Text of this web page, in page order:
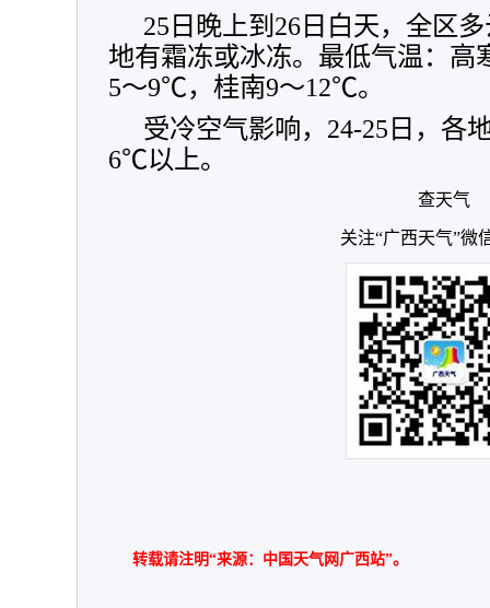
25日晚上到26日白天，全区
地有霜冻或冰冻。最低气温：
5～9℃，桂南9～12℃。
受冷空气影响，24-25日，各
6℃以上。
查天气
关注“广西天气”微
转载请注明“来源：中国天气网广西站”。